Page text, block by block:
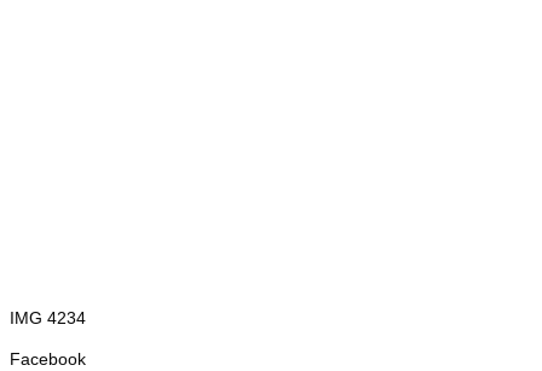
IMG 4234
Facebook